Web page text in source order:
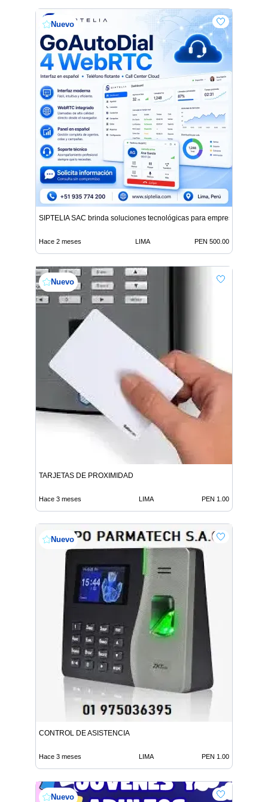
Nuevo
SIPTELIA SAC brinda soluciones tecnológicas para empresas
Hace 2 meses LIMA PEN 500.00
Nuevo
TARJETAS DE PROXIMIDAD
Hace 3 meses LIMA PEN 1.00
Nuevo
CONTROL DE ASISTENCIA
Hace 3 meses LIMA PEN 1.00
Nuevo